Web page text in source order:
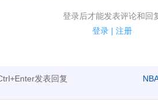
登录后才能发表评论和回
登录 | 注册
用户可以发表评论了！
发表回复